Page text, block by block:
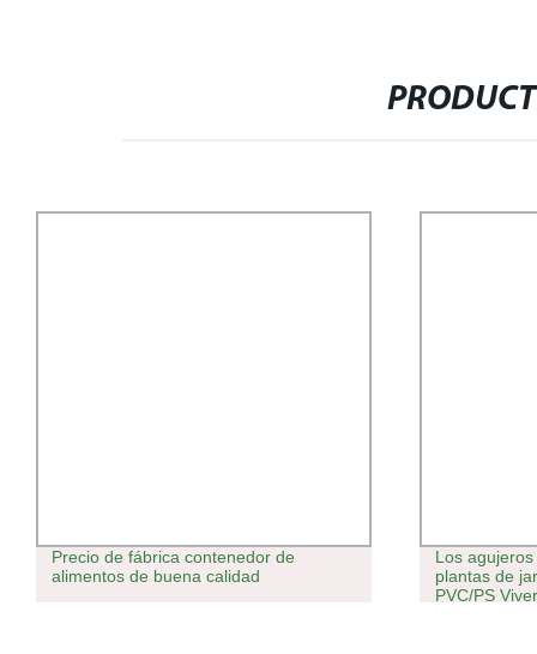
Precio de fábrica contenedor de
alimentos de buena calidad
Los
plantas de
PVC/PS